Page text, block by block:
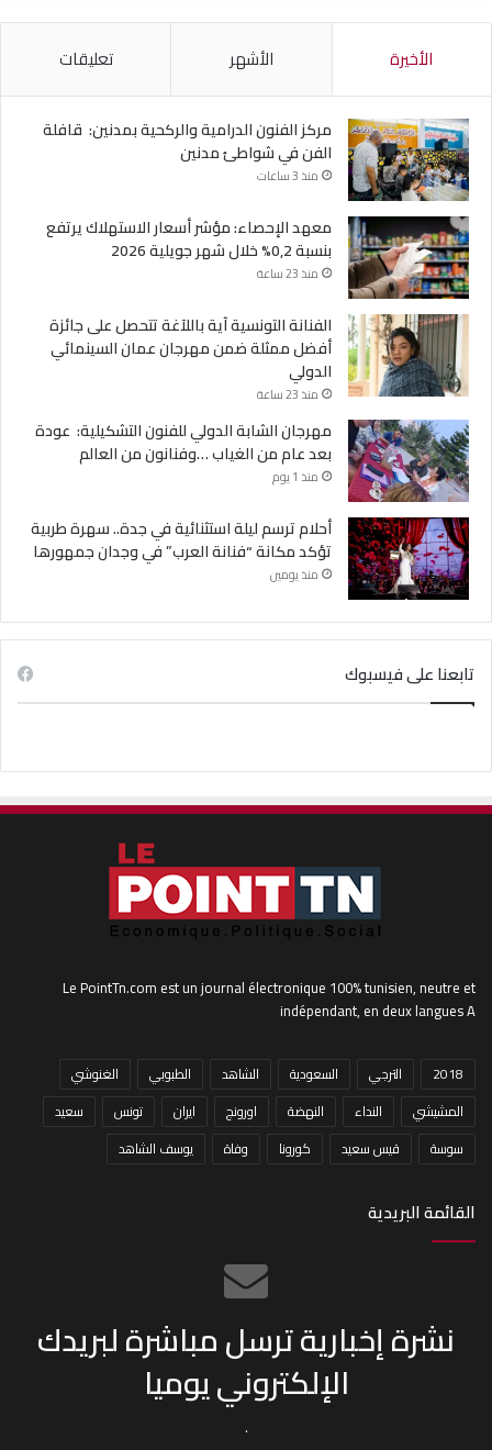
الأخيرة الأشهر تعليقات
مركز الفنون الدرامية والركحية بمدنين: قافلة
الفن في شواطئ مدنين
منذ 3 ساعات
معهد الإحصاء: مؤشر أسعار الاستهلاك يرتفع
بنسبة 0,2% خلال شهر جويلية 2026
منذ 23 ساعة
الفنانة التونسية آية باللآغة تتحصل على جائزة
أفضل ممثلة ضمن مهرجان عمان السينمائي
الدولي
منذ 23 ساعة
مهرجان الشابة الدولي للفنون التشكيلية: عودة
بعد عام من الغياب …وفنانون من العالم
منذ 1 يوم
أحلام ترسم ليلة استثنائية في جدة.. سهرة طربية
تؤكد مكانة “فنانة العرب” في وجدان جمهورها
منذ يومين
تابعنا على فيسبوك
Le PointTn.com est un journal électronique 100% tunisien, neutre et
indépendant, en deux langues A
2018 الترجي السعودية الشاهد الطبوبي
الغنوشي
المشيشي
النداء النهضة اورونج ايران تونس
سعيد
سوسة
قيس سعيد كورونا وفاة يوسف الشاهد
القائمة البريدية
نشرة إخبارية ترسل مباشرة لبريدك
الإلكتروني يوميا
.